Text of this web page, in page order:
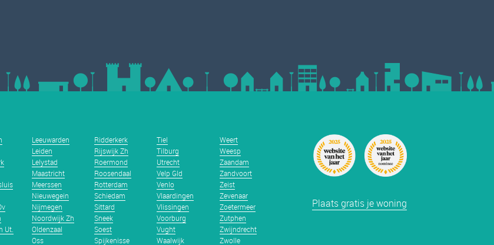
Ut.
Leeuwarden
Leiden
Lelystad
Maastricht
Meerssen
Nieuwegein
Nijmegen
Noordwijk Zh
Oldenzaal
Oss
Ridderkerk
Rijswijk Zh
Roermond
Roosendaal
Rotterdam
Schiedam
Sittard
Sneek
Soest
Spijkenisse
Tiel
Tilburg
Utrecht
Velp Gld
Venlo
Vlaardingen
Vlissingen
Voorburg
Vught
Waalwijk
Weert
Weesp
Zaandam
Zandvoort
Zeist
Zevenaar
Zoetermeer
Zutphen
Zwijndrecht
Zwolle
Plaats gratis je woning